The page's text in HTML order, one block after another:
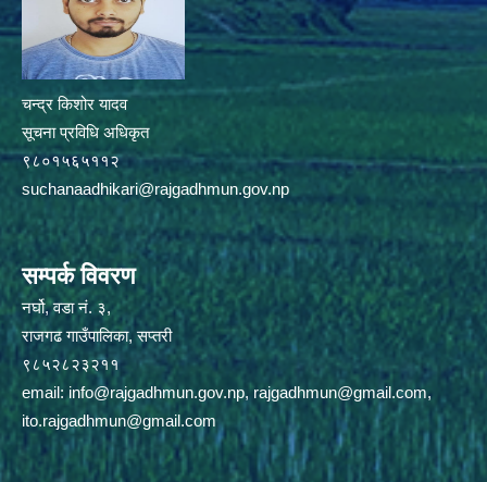
चन्द्र किशोर यादव
सूचना प्रविधि अधिकृत
९८०१५६५११२
suchanaadhikari@rajgadhmun.gov.np
सम्पर्क विवरण
नर्घो, वडा नं. ३,
राजगढ गाउँपालिका, सप्तरी
९८५२८२३२११
email: info@rajgadhmun.gov.np,rajgadhmun@gmail.com,
ito.rajgadhmun@gmail.com